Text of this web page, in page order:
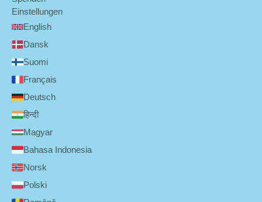
Einstellungen
English
Dansk
Suomi
Français
Deutsch
हिन्दी
Magyar
Bahasa Indonesia
Norsk
Polski